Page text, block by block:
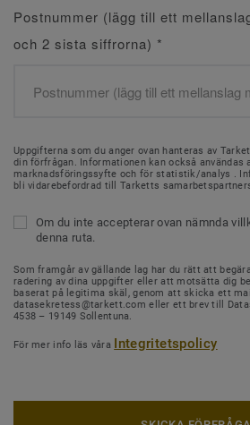
Postnummer (lägg till ett
och 2 sista siffrorna) *
Uppgifterna som du anger ovan hanteras av
din förfrågan. Informationen kan också användas
marknadsföringssyfte och för statistik/analys .
bli vidarebefordrad till Tarketts
Om du inte accepterar ovan nämnda
denna ruta.
Som framgår av gällande lag har du rätt att
radering av dina uppgifter eller att motsätta dig
baserat på legitima skäl, genom att skicka ett
datasekretess@tarkett.com eller ett brev till
4538 – 19149 Sollentuna.
För mer info läs våra Integritetspolicy